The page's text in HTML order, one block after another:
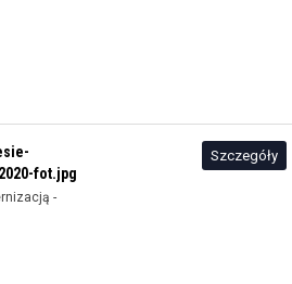
fot.jpg
-
Szczegóły